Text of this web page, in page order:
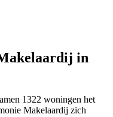
in
1322 woningen het
Makelaardij zich